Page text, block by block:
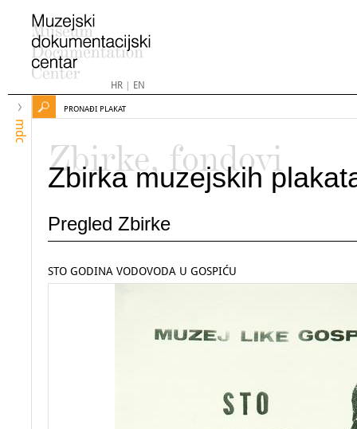
HR| EN
mdc
PRONAĐI PLAKAT
Zbirke, fondovi
Zbirka muzejskih
Pregled Zbirke
STO GODINA VODOVODA U GOSPIĆU